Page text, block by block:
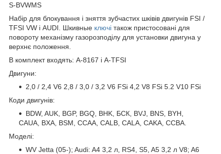
S-BVWMS
Набір для блокування і зняття зубчастих шківів двигунів FSI /
TFSI VW і AUDI. Шкивные ключі також пристосовані для
повороту механізму газорозподілу для установки двигуна у
верхнє положення.
В комплект входять: A-8167 і A-TFSI
Двигуни:
2,0 / 2,4 V6 2,8 / 3,0 / 3,2 V6 FSi 4,2 V8 FSi 5.2 V10 FSi
Коди двигунів:
BDW, AUK, BGP, BGQ, BHK, БСК, BVJ, BNS, BYH,
CAUA, BXA, BSM, CCAA, CALB, CALA, CAKA, CCBA.
Моделі:
WV Jetta (05-); Audi: A4 3,2 л, RS4, S5, A5 3,2 л V8; A6